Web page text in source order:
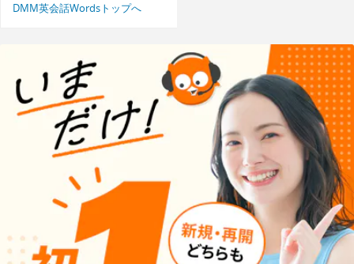
DMM英会話Wordsトップへ